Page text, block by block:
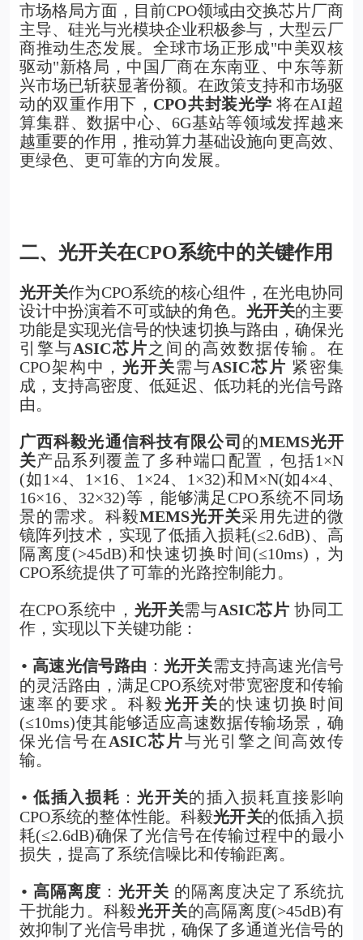
市场格局方面，目前CPO领域由交换芯片厂商
主导、硅光与光模块企业积极参与，大型云厂
商推动生态发展。全球市场正形成"中美双核
驱动"新格局，中国厂商在东南亚、中东等新
兴市场已斩获显著份额。在政策支持和市场驱
动的双重作用下， CPO共封装光学 将在AI超
算集群、数据中心、6G基站等领域发挥越来
越重要的作用，推动算力基础设施向更高效、
更绿色、更可靠的方向发展。
二、光开关在CPO系统中的关键作用
光开关作为CPO系统的核心组件，在光电协同
设计中扮演着不可或缺的角色。光开关的主要
功能是实现光信号的快速切换与路由，确保光
引擎与ASIC芯片之间的高效数据传输。在
CPO架构中，光开关需与ASIC芯片 紧密集
成，支持高密度、低延迟、低功耗的光信号路
由。
广西科毅光通信科技有限公司 的MEMS光开
关产品系列覆盖了多种端口配置，包括1×N
(如1×4、1×16、1×24、1×32)和M×N(如4×4、
16×16、32×32)等，能够满足CPO系统不同场
景的需求。科毅MEMS光开关采用先进的微
镜阵列技术，实现了低插入损耗(≤2.6dB)、高
隔离度(>45dB)和快速切换时间(≤10ms)，为
CPO系统提供了可靠的光路控制能力。
在CPO系统中， 光开关需与ASIC芯片 协同工
作，实现以下关键功能：
• 高速光信号路由 ： 光开关需支持高速光信号
的灵活路由，满足CPO系统对带宽密度和传输
速率的要求。科毅光开关的快速切换时间
(≤10ms)使其能够适应高速数据传输场景，确
保光信号在ASIC芯片与光引擎之间高效传
输。
• 低插入损耗 ：光开关的插入损耗直接影响
CPO系统的整体性能。科毅光开关的低插入损
耗(≤2.6dB)确保了光信号在传输过程中的最小
损失，提高了系统信噪比和传输距离。
• 高隔离度 ： 光开关 的隔离度决定了系统抗
干扰能力。科毅光开关的高隔离度(>45dB)有
效抑制了光信号串扰，确保了多通道光信号的